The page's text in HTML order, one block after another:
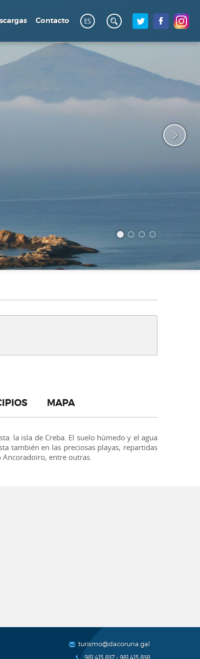
Contacto ES
MAPA
la isla de Creba. El suelo húmedo y el agua
también en las preciosas playas, repartidas
Ancoradoiro, entre outras.
turismo@dacoruna.gal
981 415 837 - 981 415 838